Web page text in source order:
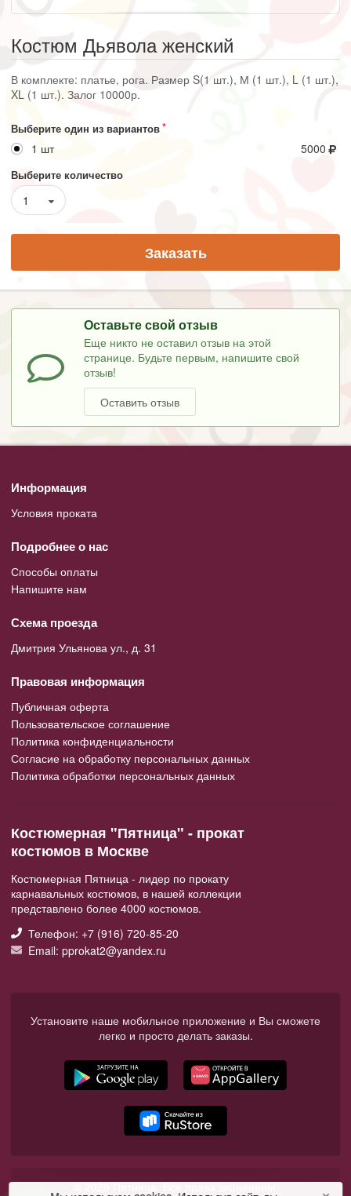
Костюм Дьявола женский
В комплекте: платье, рога. Размер S(1 шт.), М (1 шт.), L (1 шт.),
XL (1 шт.). Залог 10000р.
Выберите один из вариантов
1 шт 5000
Выберите количество
1
Заказать
Оставьте свой отзыв
Еще никто не оставил отзыв на этой
странице. Будьте первым, напишите свой
отзыв!
Оставить отзыв
Информация
Условия проката
Подробнее о нас
Способы оплаты
Напишите нам
Схема проезда
Дмитрия Ульянова ул., д. 31
Правовая информация
Публичная оферта
Пользовательское соглашение
Политика конфиденциальности
Согласие на обработку персональных данных
Политика обработки персональных данных
Костюмерная "Пятница" - прокат
костюмов в Москве
Костюмерная Пятница - лидер по прокату
карнавальных костюмов, в нашей коллекции
представлено более 4000 костюмов.
Телефон: +7 (916) 720-85-20
Email: pprokat2@yandex.ru
Установите наше мобильное приложение и Вы сможете
легко и просто делать заказы.
© 2026 Пятница. Все права защищены.